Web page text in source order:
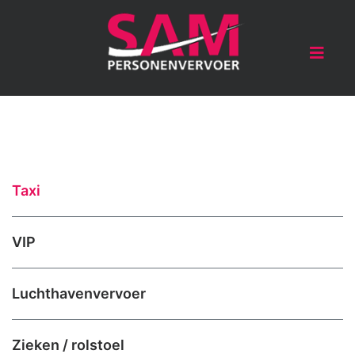
Taxi
VIP
Luchthavenvervoer
Zieken / rolstoel